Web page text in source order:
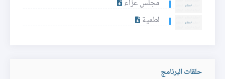
مجلس عزاء
لطمية
حلقات البرنامج